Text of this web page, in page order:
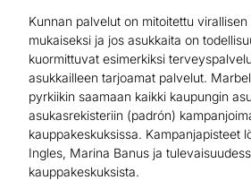
Kunnan palvelut on mitoitettu
mukaiseksi ja jos asukkaita on
kuormittuvat esimerkiksi
asukkailleen tarjoamat palvelut.
pyrkiikin saamaan kaikki kaupungin
asukasrekisteriin (padrón)
kauppakeskuksissa. Kampanjapisteet
Ingles, Marina Banus ja
kauppakeskuksista.